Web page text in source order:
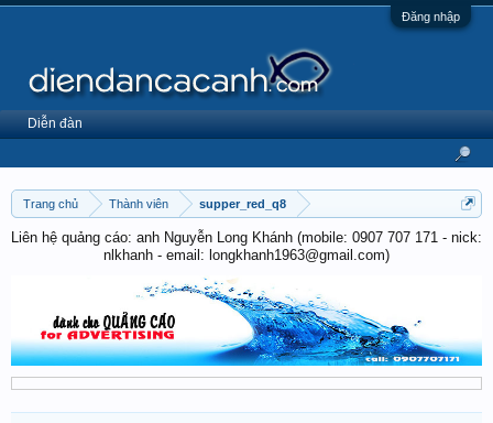
Đăng nhập
Trang chủ Thành viên supper_red_q8
Liên hệ quảng cáo: anh Nguyễn Long Khánh (mobile: 0907 707 171 - nick:
nlkhanh - email: longkhanh1963@gmail.com)
Diễn đàn